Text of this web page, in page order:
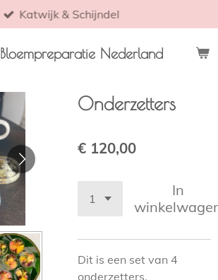
Bloempreparatie Nederland
Katwijk & Schijndel
Onderzetters
€ 120,00
In
Dit is een set van 4
onderzetters.